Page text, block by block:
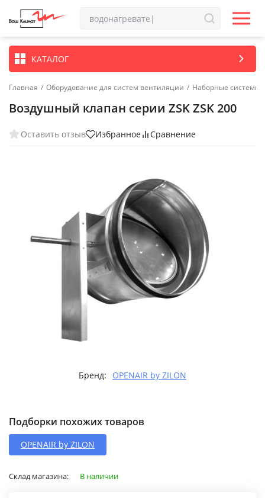
КАТАЛОГ
Главная / Оборудование для систем вентиляции / Наборные системы
Воздушный клапан серии ZSK ZSK 200
Оставить отзыв Избранное Сравнение
Бренд: OPENAIR by ZILON
Подборки похожих товаров
OPENAIR by ZILON
Склад магазина: В наличии